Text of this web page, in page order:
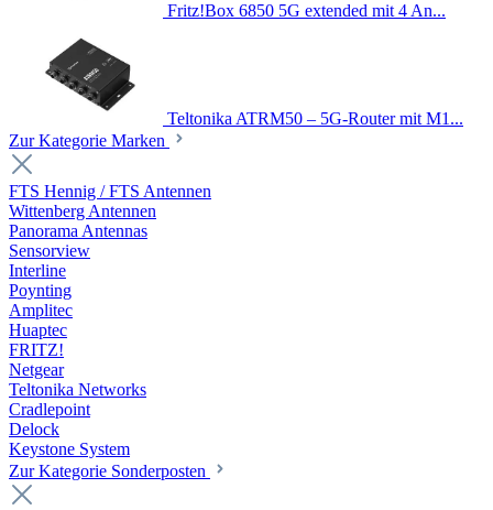
Fritz!Box 6850 5G extended mit 4 An...
Teltonika ATRM50 – 5G-Router mit M1...
Zur Kategorie Marken
FTS Hennig / FTS Antennen
Wittenberg Antennen
Panorama Antennas
Sensorview
Interline
Poynting
Amplitec
Huaptec
FRITZ!
Netgear
Teltonika Networks
Cradlepoint
Delock
Keystone System
Zur Kategorie Sonderposten